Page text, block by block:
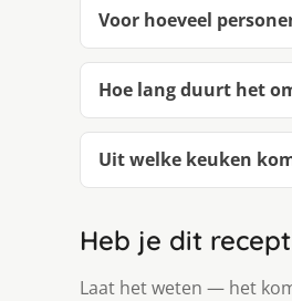
Voor hoeveel
Hoe lang duurt het
Uit welke keuken
Heb je dit
Laat het weten — het